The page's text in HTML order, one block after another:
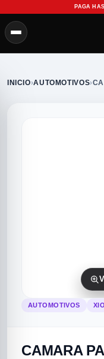
PAGA
INICIO›AUTOMOTIVOS›
AUTOMOTIVOS
CAMARA